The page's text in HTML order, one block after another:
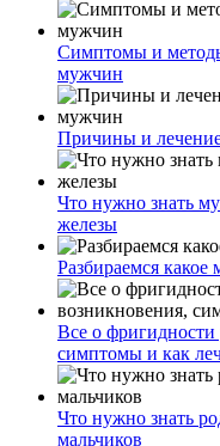
Симптомы и
мужчин
Причины и
Что нужно знать
железы
Разбираемся какое
Все о
симптомы и как
Что нужно знать
мальчиков